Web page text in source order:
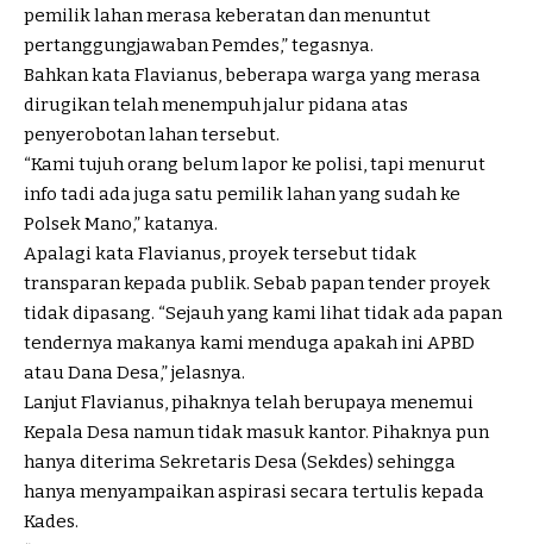
pemilik lahan merasa keberatan dan menuntut
pertanggungjawaban Pemdes,” tegasnya.
Bahkan kata Flavianus, beberapa warga yang merasa
dirugikan telah menempuh jalur pidana atas
penyerobotan lahan tersebut.
“Kami tujuh orang belum lapor ke polisi, tapi menurut
info tadi ada juga satu pemilik lahan yang sudah ke
Polsek Mano,” katanya.
Apalagi kata Flavianus, proyek tersebut tidak
transparan kepada publik. Sebab papan tender proyek
tidak dipasang. “Sejauh yang kami lihat tidak ada papan
tendernya makanya kami menduga apakah ini APBD
atau Dana Desa,” jelasnya.
Lanjut Flavianus, pihaknya telah berupaya menemui
Kepala Desa namun tidak masuk kantor. Pihaknya pun
hanya diterima Sekretaris Desa (Sekdes) sehingga
hanya menyampaikan aspirasi secara tertulis kepada
Kades.